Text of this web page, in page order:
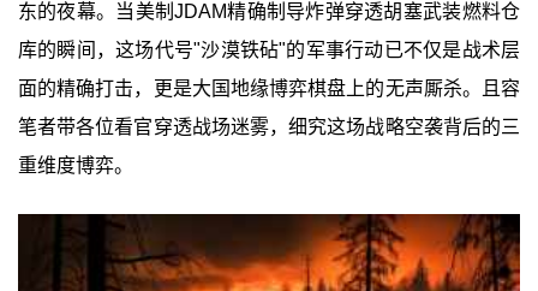
东的夜幕。当美制JDAM精确制导炸弹穿透胡塞武装燃料仓
库的瞬间，这场代号"沙漠铁砧"的军事行动已不仅是战术层
面的精确打击，更是大国地缘博弈棋盘上的无声厮杀。且容
笔者带各位看官穿透战场迷雾，细究这场战略空袭背后的三
重维度博弈。